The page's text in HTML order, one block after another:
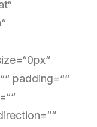
padding=““